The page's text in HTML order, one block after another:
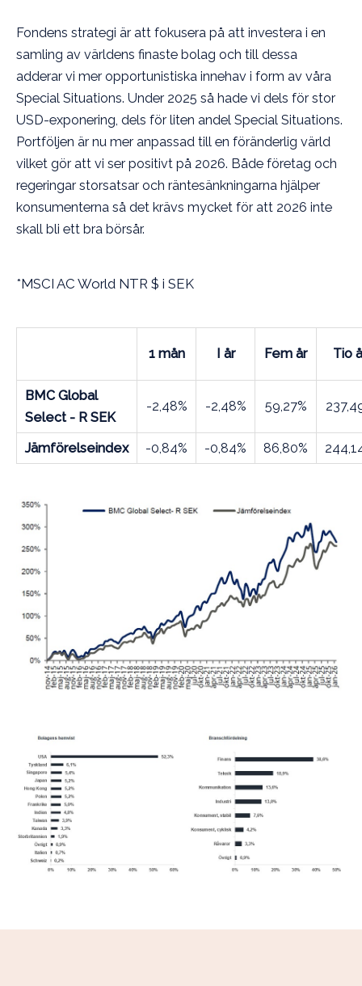
Fondens strategi är att fokusera på att investera i en
samling av världens finaste bolag och till dessa
adderar vi mer opportunistiska innehav i form av våra
Special Situations. Under 2025 så hade vi dels för stor
USD-exponering, dels för liten andel Special Situations.
Portföljen är nu mer anpassad till en föränderlig värld
vilket gör att vi ser positivt på 2026. Både företag och
regeringar storsatsar och räntesänkningarna hjälper
konsumenterna så det krävs mycket för att 2026 inte
skall bli ett bra börsår.
*MSCI AC World NTR $ i SEK
1 mån I år Fem år Tio
BMC Global
Select - R SEK
-2,48% -2,48% 59,27%
Jämförelseindex -0,84% -0,84% 86,80%